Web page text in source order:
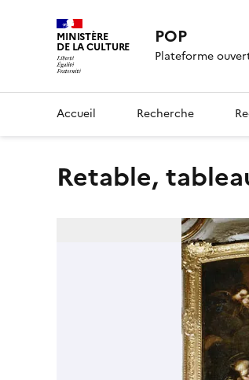
MINISTÈRE
DE LA CULTURE POP
Plateforme
Accueil Recherche
retable,